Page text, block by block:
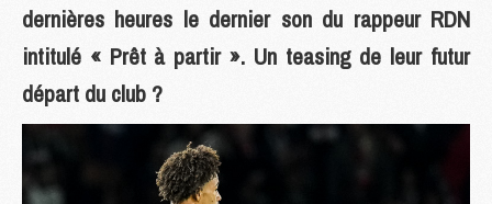
dernières heures le dernier son du rappeur RDN
intitulé « Prêt à partir ». Un teasing de leur futur
départ du club ?